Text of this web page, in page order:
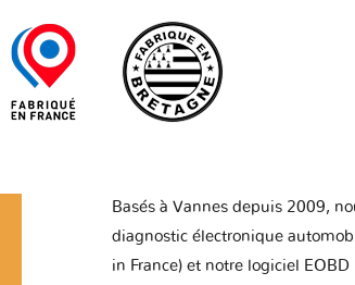
Basés à Vannes depuis 2009,
diagnostic électronique
in France) et notre logiciel